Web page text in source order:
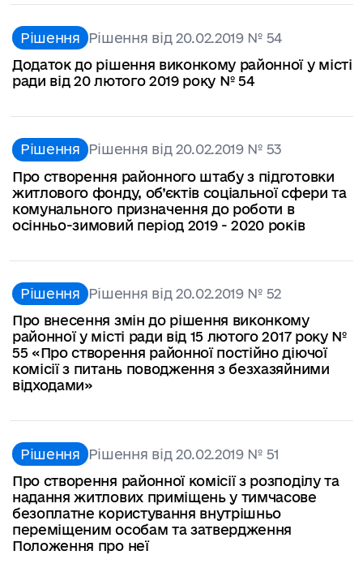
Рішення Рішення від 20.02.2019 № 54
Додаток до рішення виконкому районної у місті
ради від 20 лютого 2019 року № 54
Рішення Рішення від 20.02.2019 № 53
Про створення районного штабу з підготовки
житлового фонду, об’єктів соціальної сфери та
комунального призначення до роботи в
осінньо-зимовий період 2019 - 2020 років
Рішення Рішення від 20.02.2019 № 52
Про внесення змін до рішення виконкому
районної у місті ради від 15 лютого 2017 року №
55 «Про створення районної постійно діючої
комісії з питань поводження з безхазяйними
відходами»
Рішення Рішення від 20.02.2019 № 51
Про створення районної комісії з розподілу та
надання житлових приміщень у тимчасове
безоплатне користування внутрішньо
переміщеним особам та затвердження
Положення про неї